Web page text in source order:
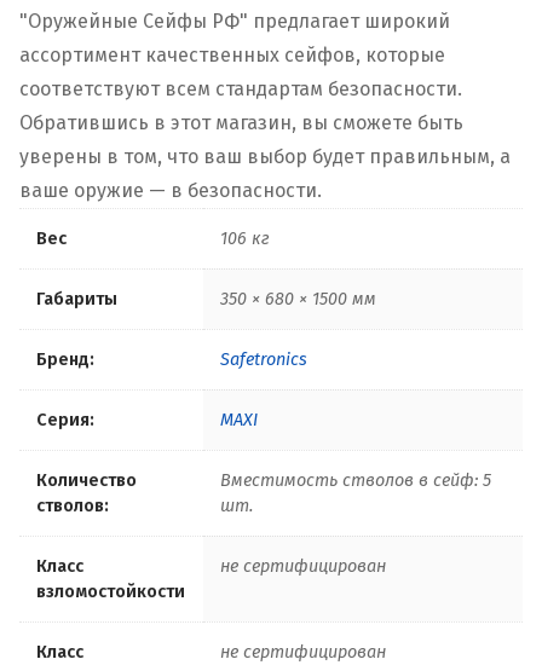
"Оружейные Сейфы РФ" предлагает широкий
ассортимент качественных сейфов, которые
соответствуют всем стандартам безопасности.
Обратившись в этот магазин, вы сможете быть
уверены в том, что ваш выбор будет правильным, а
ваше оружие — в безопасности.
Вес 106 кг
Габариты 350 × 680 × 1500 мм
Бренд: Safetronics
Серия: MAXI
Количество
стволов:
Вместимость стволов в сейф: 5
шт.
Класс
взломостойкости
не сертифицирован
Класс
не сертифицирован